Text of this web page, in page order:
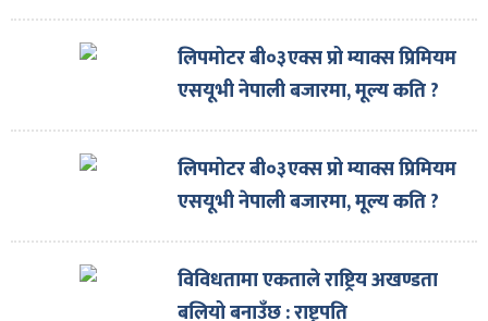
लिपमोटर बी०३एक्स प्रो म्याक्स प्रिमियम
एसयूभी नेपाली बजारमा, मूल्य कति ?
लिपमोटर बी०३एक्स प्रो म्याक्स प्रिमियम
एसयूभी नेपाली बजारमा, मूल्य कति ?
विविधतामा एकताले राष्ट्रिय अखण्डता
बलियो बनाउँछ : राष्ट्रपति